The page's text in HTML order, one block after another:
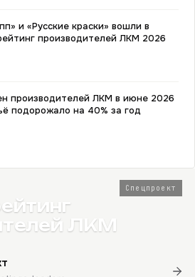
и «Русские краски» вошли в
производителей ЛКМ 2026
производителей ЛКМ в июне 2026
подорожало на 40% за год
Спецпроект
ЛКМ